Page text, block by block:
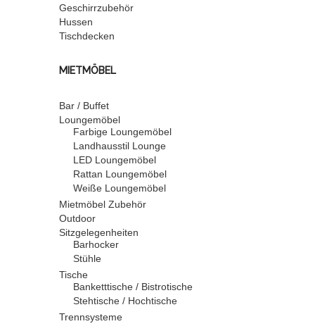
Geschirrzubehör
Hussen
Tischdecken
MIETMÖBEL
Bar / Buffet
Loungemöbel
Farbige Loungemöbel
Landhausstil Lounge
LED Loungemöbel
Rattan Loungemöbel
Weiße Loungemöbel
Mietmöbel Zubehör
Outdoor
Sitzgelegenheiten
Barhocker
Stühle
Tische
Banketttische / Bistrotische
Stehtische / Hochtische
Trennsysteme